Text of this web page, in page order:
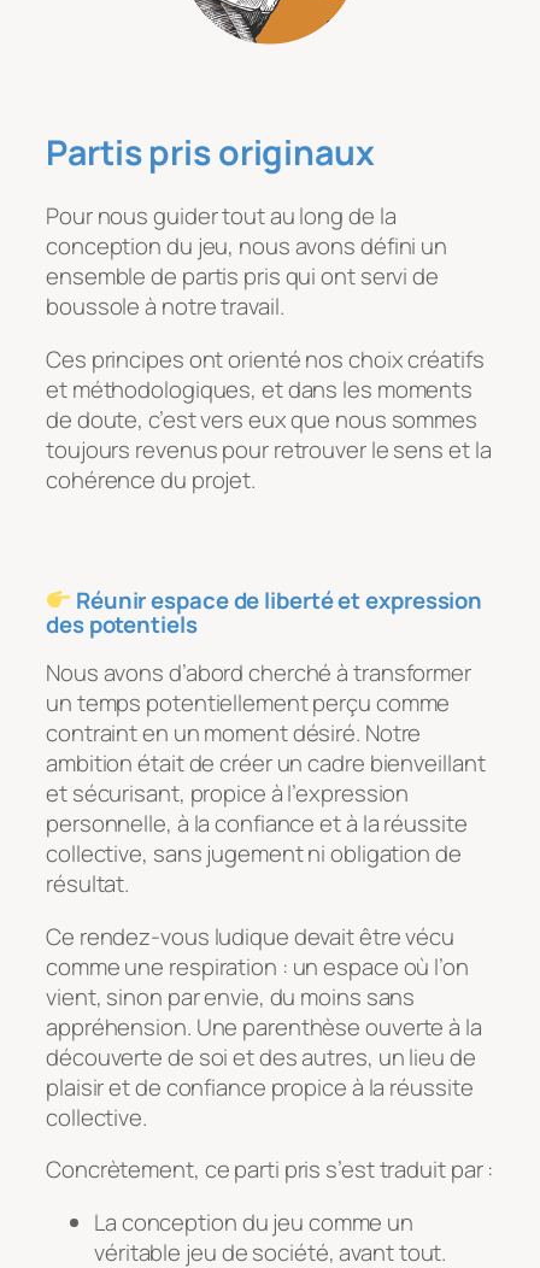
Partis pris originaux
Pour nous guider tout au long de la
conception du jeu, nous avons défini un
ensemble de partis pris qui ont servi de
boussole à notre travail.
Ces principes ont orienté nos choix créatifs
et méthodologiques, et dans les moments
de doute, c’est vers eux que nous sommes
toujours revenus pour retrouver le sens et la
cohérence du projet.
Réunir espace de liberté et expression
des potentiels
Nous avons d’abord cherché à transformer
un temps potentiellement perçu comme
contraint en un moment désiré. Notre
ambition était de créer un cadre bienveillant
et sécurisant, propice à l’expression
personnelle, à la confiance et à la réussite
collective, sans jugement ni obligation de
résultat.
Ce rendez-vous ludique devait être vécu
comme une respiration : un espace où l’on
vient, sinon par envie, du moins sans
appréhension. Une parenthèse ouverte à la
découverte de soi et des autres, un lieu de
plaisir et de confiance propice à la réussite
collective.
Concrètement, ce parti pris s’est traduit par :
La conception du jeu comme un
véritable jeu de société, avant tout.